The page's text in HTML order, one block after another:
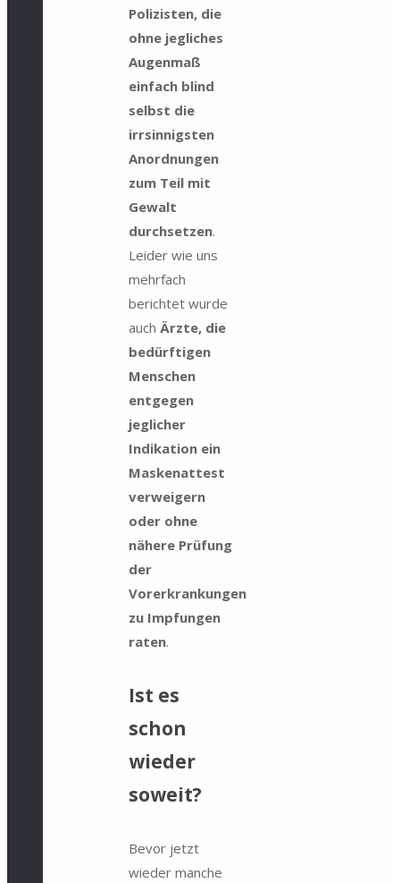
Polizisten, die
ohne jegliches
Augenmaß
einfach blind
selbst die
irrsinnigsten
Anordnungen
zum Teil mit
Gewalt
durchsetzen.
Leider wie uns
mehrfach
berichtet wurde
auch Ärzte, die
bedürftigen
Menschen
entgegen
jeglicher
Indikation ein
Maskenattest
verweigern
oder ohne
nähere Prüfung
der
Vorerkrankungen
zu Impfungen
raten.
Ist es
schon
wieder
soweit?
Bevor jetzt
wieder manche